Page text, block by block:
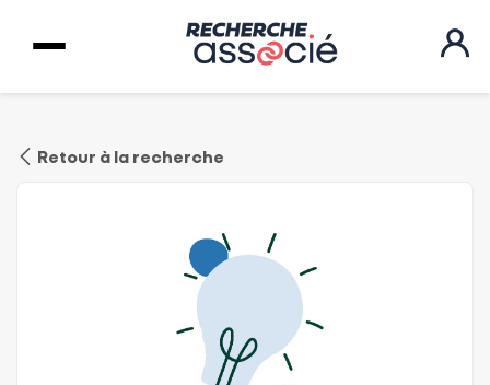
Retour à la recherche